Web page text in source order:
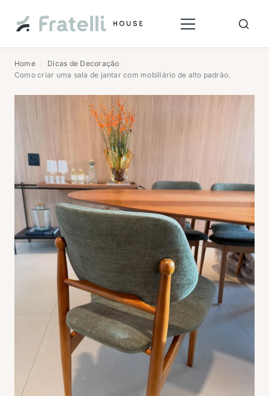
Home Dicas de Decoração
Como criar uma sala de jantar com mobiliário de alto padrão.